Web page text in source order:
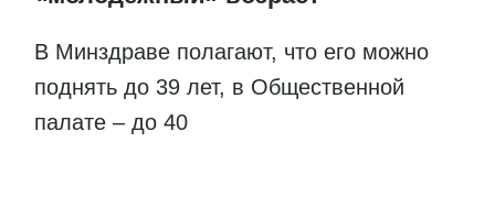
В Минздраве полагают, что его можно
поднять до 39 лет, в Общественной
палате – до 40